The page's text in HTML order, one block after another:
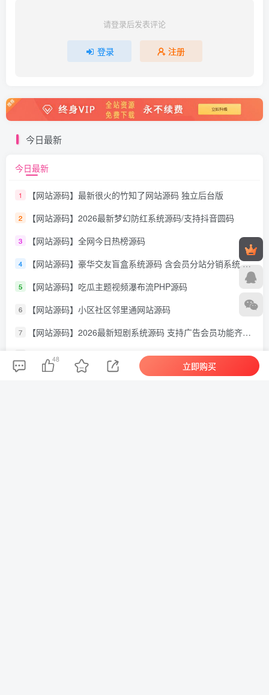
请登录后发表评论
登录 注册
今日最新
今日最新
1 【网站源码】最新很火的竹知了网站源码 独立后台版
2 【网站源码】2026最新梦幻防红系统源码/支持抖音圆码
3 【网站源码】全网今日热榜源码
4 【网站源码】豪华交友盲盒系统源码 含会员分站分销系统 可易支付
5 【网站源码】吃瓜主题视频瀑布流PHP源码
6 【网站源码】小区社区邻里通网站源码
7 【网站源码】2026最新短剧系统源码 支持广告会员功能齐全短剧源码
召唤神龙小游戏源码
【网站源码】闲鱼自动发货系统/自动回复/闲鱼AI回复系统源码
48
立即购买